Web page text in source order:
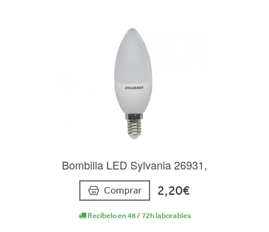
Bombilla LED Sylvania 26931,
Comprar 2,20€
Recíbelo en 48 / 72h laborables